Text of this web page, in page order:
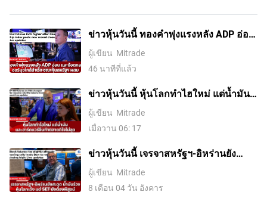
ข่าวหุ้นวันนี้ ทองคำพุ่งแรงหลัง ADP อ่อน
และข้อตกลงฮอร์มุซใกล้สำเร็จ ขณะหุ้น
สหรัฐฯ ผสม
ผู้เขียน Mitrade
46 นาทีที่แล้ว
ข่าวหุ้นวันนี้ หุ้นโลกทำไฮใหม่ แต่น้ำมัน-
ฮาร์ดแวร์จีนทำตลาดดีใจไม่สุด
ผู้เขียน Mitrade
เมื่อวาน 06: 17
ข่าวหุ้นวันนี้ เจรจาสหรัฐฯ-อิหร่านยัง
สะดุด น้ำมันร่วง หุ้นโลกเด้ง แต่ SET ยัง
ต้องพิสูจน์
ผู้เขียน Mitrade
8 เดือน 04 วัน อังคาร